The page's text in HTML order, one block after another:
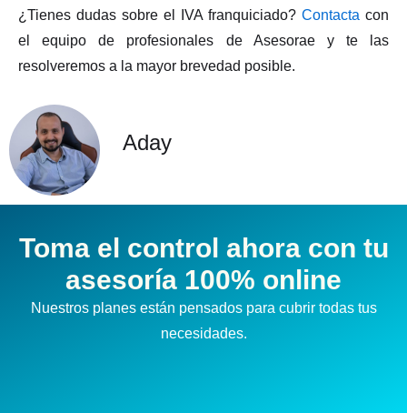
¿Tienes dudas sobre el IVA franquiciado? Contacta con
el equipo de profesionales de Asesorae y te las
resolveremos a la mayor brevedad posible.
Aday
Toma el control ahora con tu
asesoría 100% online
Nuestros planes están pensados para cubrir todas tus
necesidades.